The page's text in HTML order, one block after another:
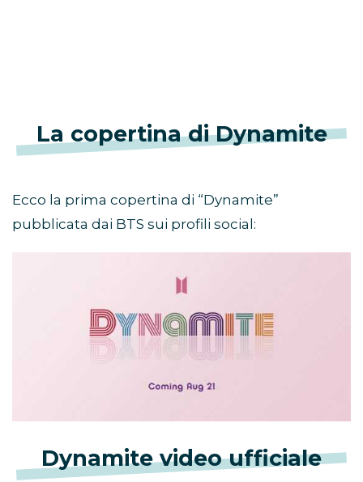
La copertina di Dynamite
Ecco la prima copertina di “Dynamite”
pubblicata dai BTS sui profili social:
Dynamite video ufficiale